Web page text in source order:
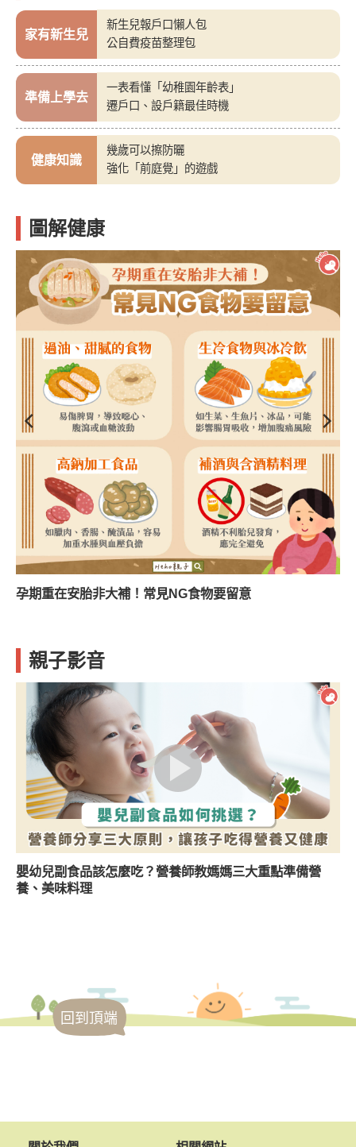
家有新生兒
新生兒報戶口懶人包
公自費疫苗整理包
準備上學去
一表看懂「幼稚園年齡表」
遷戶口、設戶籍最佳時機
健康知識
幾歲可以擦防曬
強化「前庭覺」的遊戲
圖解健康
孕期重在安胎非大補！常見NG食物要留意
親子影音
嬰幼兒副食品該怎麼吃？營養師教媽媽三大重點準備營
養、美味料理
回到頂端